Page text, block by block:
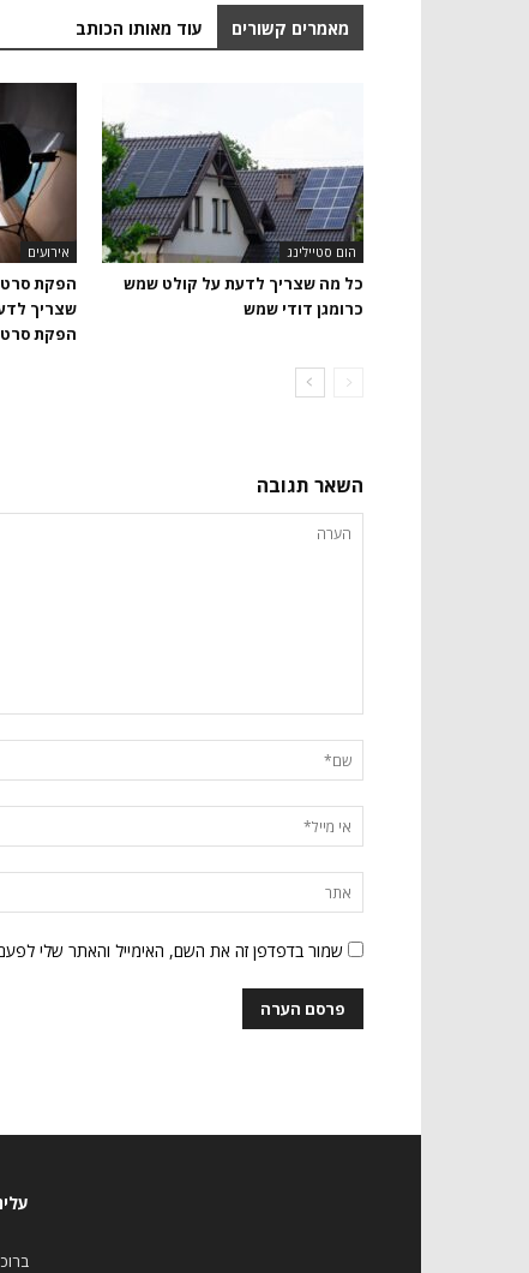
מאמרים קשורים עוד מאותו הכותב
הום סטיילינג
כל מה שצריך לדעת על קולט שמש
כרומגן דודי שמש
אירועים
הפקת
שצריך
הפקת
השאר תגובה
שמור בדפדפן זה את השם, האימייל והאתר שלי